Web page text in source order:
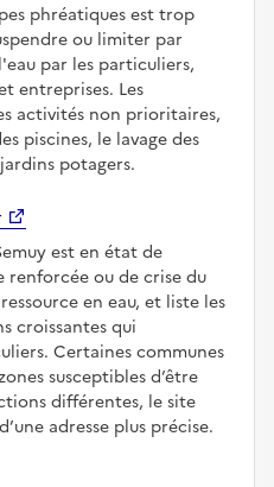
phréatiques est trop
ou limiter par
par les particuliers,
entreprises. Les
activités non prioritaires,
piscines, le lavage des
potagers.
est en état de
renforcée ou de crise du
en eau, et liste les
croissantes qui
Certaines communes
susceptibles d’être
différentes, le site
adresse plus précise.